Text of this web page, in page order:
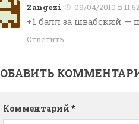
Zangezi 09/04/2010 в
+1 балл за швабский
Ответить
Комментарий *